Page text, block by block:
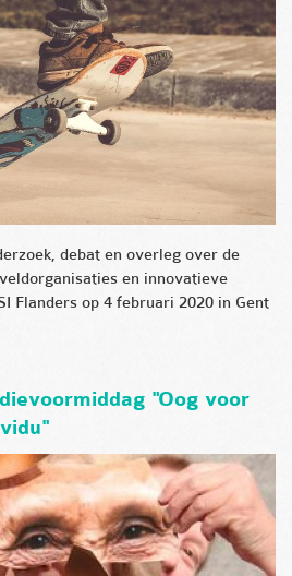
debat en overleg over de
en innovatieve
Flanders op 4 februari 2020 in Gent
"Oog voor